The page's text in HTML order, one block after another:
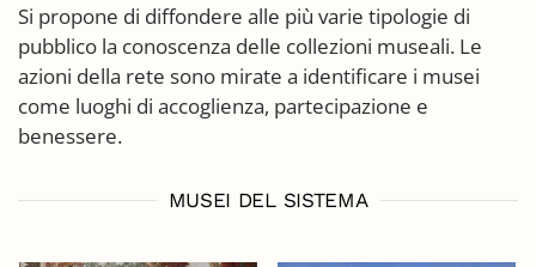
Si propone di diffondere alle più varie tipologie di
pubblico la conoscenza delle collezioni museali. Le
azioni della rete sono mirate a identificare i musei
come luoghi di accoglienza, partecipazione e
benessere.
MUSEI DEL SISTEMA